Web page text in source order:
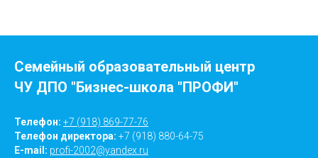
Семейный образовательный центр
ЧУ ДПО "Бизнес-школа "ПРОФИ"
Телефон: +7 (918) 869-77-76
Телефон директора: +7 (918) 880-64-75
E-mail: profi-2002@yandex.ru